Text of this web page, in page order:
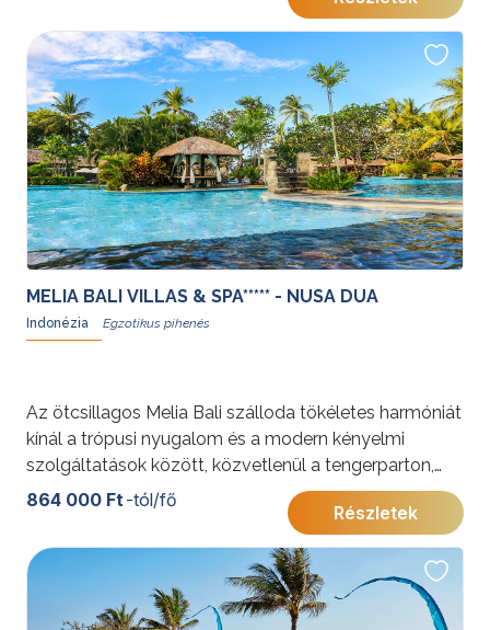
MELIA BALI VILLAS & SPA***** - NUSA DUA
Indonézia
Az ötcsillagos Melia Bali szálloda tökéletes harmóniát
kínál a trópusi nyugalom és a modern kényelmi
szolgáltatások között, közvetlenül a tengerparton,
Nusa Dua szívében.
864 000 Ft -tól/fő
Részletek